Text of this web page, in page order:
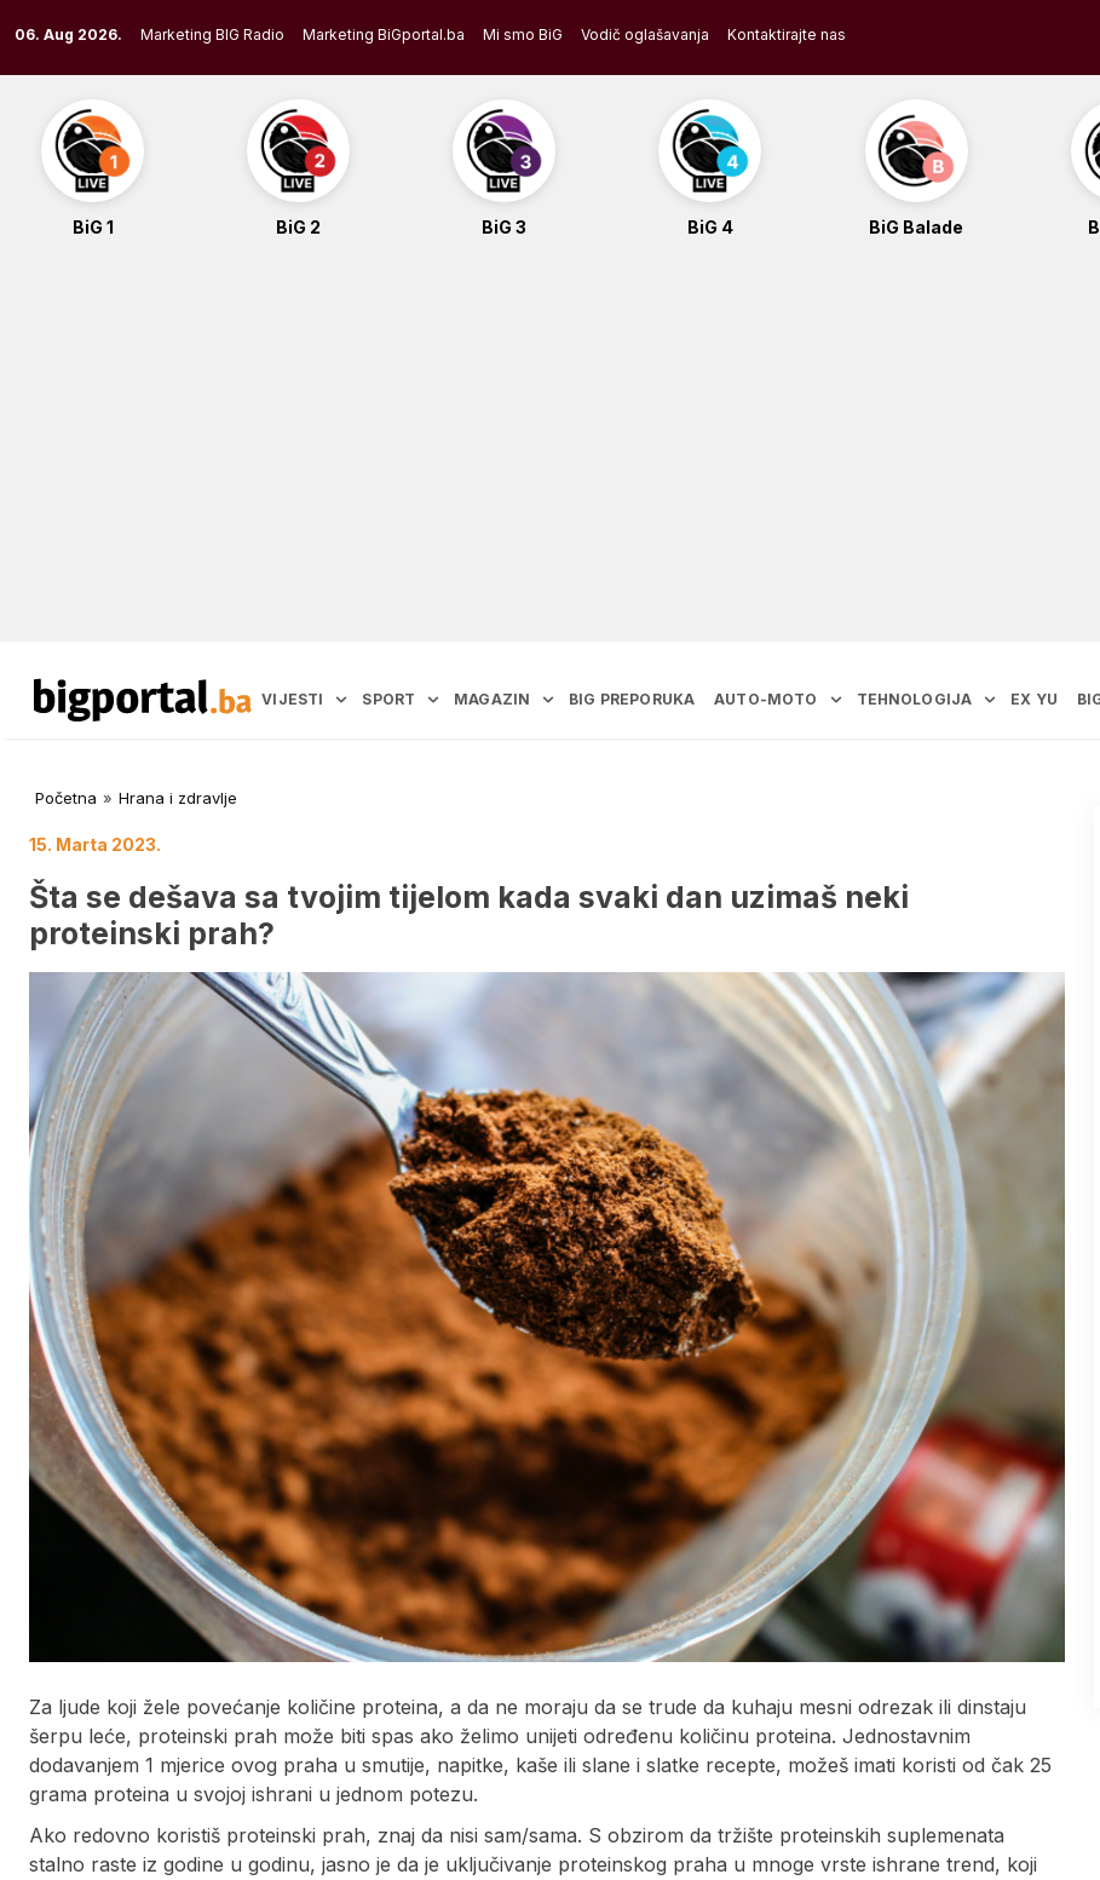
to
content
06. Aug 2026. Marketing BIG Radio Marketing BiGportal.ba Mi smo BiG Vodič oglašavanja Kontaktirajte nas
BiG 1 BiG 2 BiG 3 BiG 4 BiG Balade
VIJESTI SPORT MAGAZIN BIG PREPORUKA AUTO-MOTO TEHNOLOGIJA EX YU
Početna » Hrana i zdravlje
15. Marta 2023.
Šta se dešava sa tvojim tijelom kada svaki dan uzimaš neki
proteinski prah?
Za ljude koji žele povećanje količine proteina, a da ne moraju da se trude da kuhaju mesni odrezak ili dinstaju
šerpu leće, proteinski prah može biti spas ako želimo unijeti određenu količinu proteina. Jednostavnim
dodavanjem 1 mjerice ovog praha u smutije, napitke, kaše ili slane i slatke recepte, možeš imati koristi od čak 25
grama proteina u svojoj ishrani u jednom potezu.
Ako redovno koristiš proteinski prah, znaj da nisi sam/sama. S obzirom da tržište proteinskih suplemenata
stalno raste iz godine u godinu, jasno je da je uključivanje proteinskog praha u mnoge vrste ishrane trend, koji